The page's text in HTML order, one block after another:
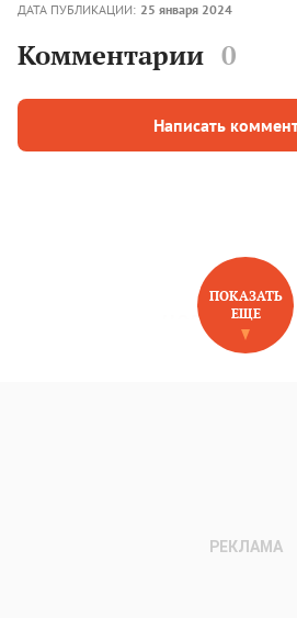
ДАТА ПУБЛИКАЦИИ: 25 января 2024
Комментарии 0
Написать
НОВОЕ НА
ПОКАЗАТЬ
ЕЩЕ